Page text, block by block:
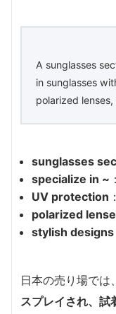
A sunglasses
in sunglasses
polarized
sunglasses
specialize in ~
UV protection
polarized
stylish designs
日本の売り場では、
スプレイされ、試